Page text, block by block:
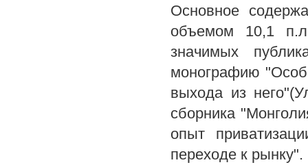
Основное
объемом 10,1
значимых
монографию
выхода из
сборника
опыт
переходе к рынку".